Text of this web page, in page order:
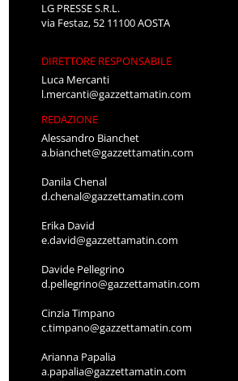
LG PRESSE S.R.L.
via Festaz, 52 11100 AOSTA
DIRETTORE RESPONSABILE
Luca Mercanti
l.mercanti@gazzettamatin.com
REDAZIONE
Alessandro Bianchet
a.bianchet@gazzettamatin.com
Danila Chenal
d.chenal@gazzettamatin.com
Erika David
e.david@gazzettamatin.com
Davide Pellegrino
d.pellegrino@gazzettamatin.com
Cinzia Timpano
c.timpano@gazzettamatin.com
Arianna Papalia
a.papalia@gazzettamatin.com